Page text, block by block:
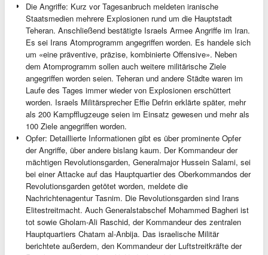
Die Angriffe: Kurz vor Tagesanbruch meldeten iranische
Staatsmedien mehrere Explosionen rund um die Hauptstadt
Teheran. Anschließend bestätigte Israels Armee Angriffe im Iran.
Es sei Irans Atomprogramm angegriffen worden. Es handele sich
um «eine präventive, präzise, kombinierte Offensive». Neben
dem Atomprogramm sollen auch weitere militärische Ziele
angegriffen worden seien. Teheran und andere Städte waren im
Laufe des Tages immer wieder von Explosionen erschüttert
worden. Israels Militärsprecher Effie Defrin erklärte später, mehr
als 200 Kampfflugzeuge seien im Einsatz gewesen und mehr als
100 Ziele angegriffen worden.
Opfer: Detaillierte Informationen gibt es über prominente Opfer
der Angriffe, über andere bislang kaum. Der Kommandeur der
mächtigen Revolutionsgarden, Generalmajor Hussein Salami, sei
bei einer Attacke auf das Hauptquartier des Oberkommandos der
Revolutionsgarden getötet worden, meldete die
Nachrichtenagentur Tasnim. Die Revolutionsgarden sind Irans
Elitestreitmacht. Auch Generalstabschef Mohammed Bagheri ist
tot sowie Gholam-Ali Raschid, der Kommandeur des zentralen
Hauptquartiers Chatam al-Anbija. Das israelische Militär
berichtete außerdem, den Kommandeur der Luftstreitkräfte der